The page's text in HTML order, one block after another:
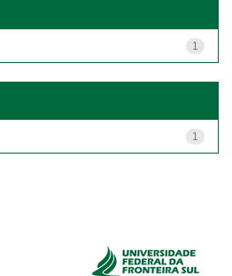
1
1